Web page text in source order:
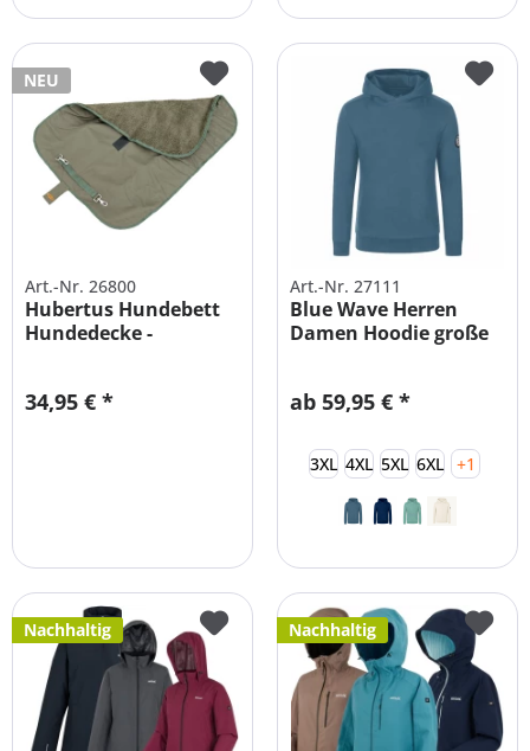
NEU
Art.-Nr. 26800
Hubertus Hundebett
Hundedecke -
34,95 € *
Art.-Nr. 27111
Blue Wave Herren
Damen Hoodie große
ab 59,95 € *
3XL 4XL 5XL 6XL +1
Nachhaltig Nachhaltig